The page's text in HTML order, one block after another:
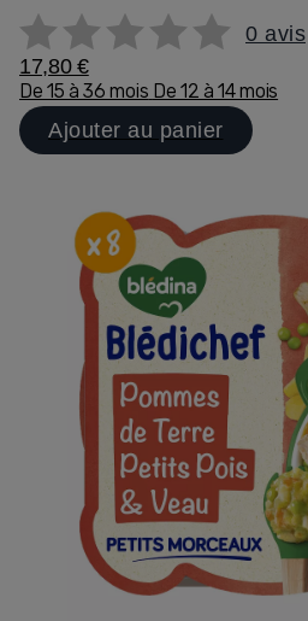
0 avis
17,80 €
De 15 à 36 mois De 12 à 14 mois
Ajouter au panier